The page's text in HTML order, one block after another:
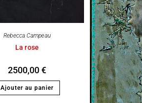
Rebecca Campeau
La rose
2500,00€
Ajouter au panier